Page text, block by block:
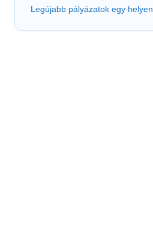
Legújabb pályázatok egy helyen